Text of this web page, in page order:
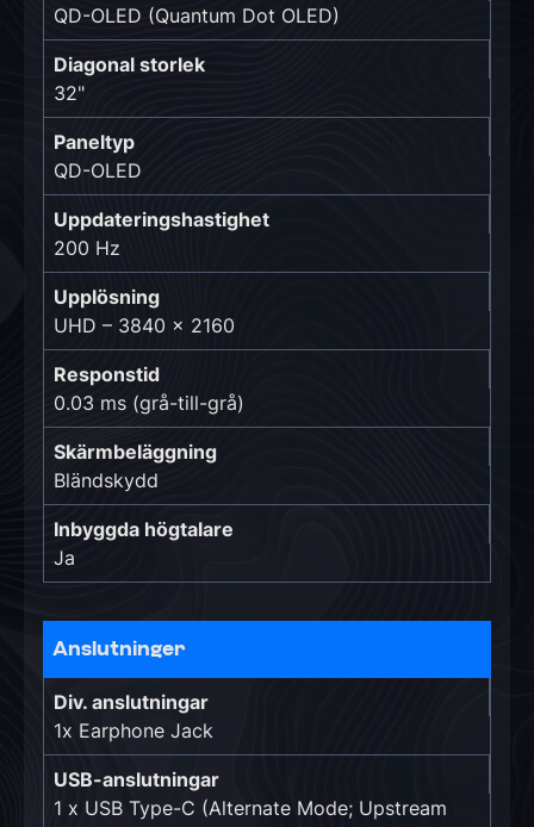
QD-OLED (Quantum Dot OLED)
Diagonal storlek
32"
Paneltyp
QD-OLED
Uppdateringshastighet
200 Hz
Upplösning
UHD – 3840 x 2160
Responstid
0.03 ms (grå-till-grå)
Skärmbeläggning
Bländskydd
Inbyggda högtalare
Ja
Anslutninger
Div. anslutningar
1x Earphone Jack
USB-anslutningar
1 x USB Type-C (Alternate Mode; Upstream